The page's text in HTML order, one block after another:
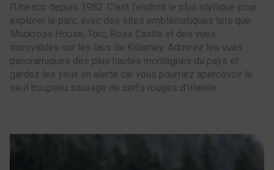
l'Unesco depuis 1982. C'est l'endroit le plus idyllique pour
explorer le parc, avec des sites emblématiques tels que
Muckross House, Torc, Ross Castle et des vues
incroyables sur les lacs de Killarney. Admirez les vues
panoramiques des plus hautes montagnes du pays et
gardez les yeux en alerte car vous pourriez apercevoir le
seul troupeau sauvage de cerfs rouges d'Irlande.